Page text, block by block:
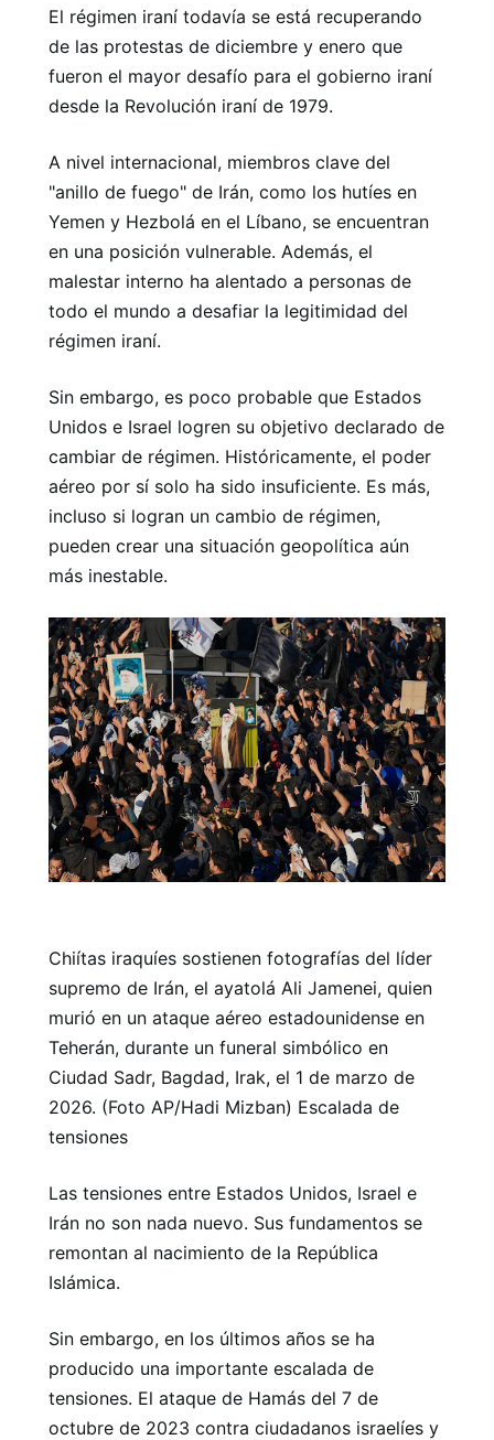
El régimen iraní todavía se está recuperando
de las protestas de diciembre y enero que
fueron el mayor desafío para el gobierno iraní
desde la Revolución iraní de 1979.
A nivel internacional, miembros clave del
"anillo de fuego" de Irán, como los hutíes en
Yemen y Hezbolá en el Líbano, se encuentran
en una posición vulnerable. Además, el
malestar interno ha alentado a personas de
todo el mundo a desafiar la legitimidad del
régimen iraní.
Sin embargo, es poco probable que Estados
Unidos e Israel logren su objetivo declarado de
cambiar de régimen. Históricamente, el poder
aéreo por sí solo ha sido insuficiente. Es más,
incluso si logran un cambio de régimen,
pueden crear una situación geopolítica aún
más inestable.
Chiítas iraquíes sostienen fotografías del líder
supremo de Irán, el ayatolá Ali Jamenei, quien
murió en un ataque aéreo estadounidense en
Teherán, durante un funeral simbólico en
Ciudad Sadr, Bagdad, Irak, el 1 de marzo de
2026. (Foto AP/Hadi Mizban) Escalada de
tensiones
Las tensiones entre Estados Unidos, Israel e
Irán no son nada nuevo. Sus fundamentos se
remontan al nacimiento de la República
Islámica.
Sin embargo, en los últimos años se ha
producido una importante escalada de
tensiones. El ataque de Hamás del 7 de
octubre de 2023 contra ciudadanos israelíes y